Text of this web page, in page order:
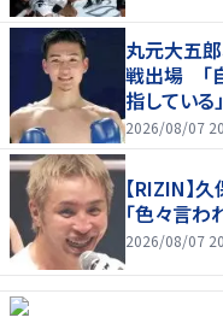
丸元大五郎
戦出場 「
指している」
2026/08/07
【RIZIN】
「色々言わ
2026/08/07